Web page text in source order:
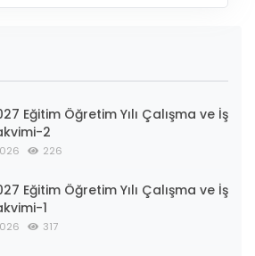
Eğitim Öğretim Yılı Çalışma ve İş
2
226
Eğitim Öğretim Yılı Çalışma ve İş
1
317